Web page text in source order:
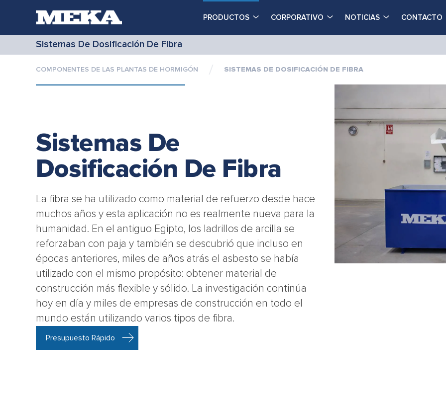
PRODUCTOS CORPORATIVO NOTICIAS CONTACTO
Sistemas De Dosificación De Fibra
COMPONENTES DE LAS PLANTAS DE HORMIGÓN SISTEMAS DE DOSIFICACIÓN DE FIBRA
Sistemas De
Dosificación De Fibra
La fibra se ha utilizado como material de refuerzo desde hace
muchos años y esta aplicación no es realmente nueva para la
humanidad. En el antiguo Egipto, los ladrillos de arcilla se
reforzaban con paja y también se descubrió que incluso en
épocas anteriores, miles de años atrás el asbesto se había
utilizado con el mismo propósito: obtener material de
construcción más flexible y sólido. La investigación continúa
hoy en día y miles de empresas de construcción en todo el
mundo están utilizando varios tipos de fibra.
Presupuesto Rápido